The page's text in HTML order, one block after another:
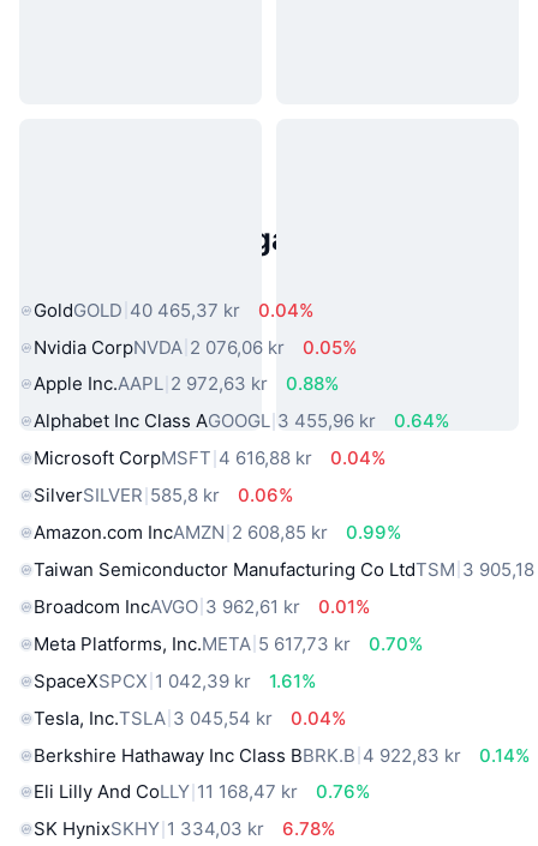
Populära tillgångar från den
GoldGOLD 40 465,37 kr
0.04%
Nvidia CorpNVDA 2 076,06 kr
0.05%
Apple Inc.AAPL 2 972,63 kr
0.88%
Alphabet Inc Class AGOOGL 3 455,96 kr
0.64%
Microsoft CorpMSFT 4 616,88 kr
0.04%
SilverSILVER 585,8 kr
0.06%
Amazon.com IncAMZN 2 608,85 kr
0.99%
Taiwan Semiconductor Manufacturing Co LtdTSM 3
Broadcom IncAVGO 3 962,61 kr
0.01%
Meta Platforms, Inc.META 5 617,73 kr
0.70%
SpaceXSPCX 1 042,39 kr
1.61%
Tesla, Inc.TSLA 3 045,54 kr
0.04%
Berkshire Hathaway Inc Class BBRK.B 4 922,83 kr
0.14%
Eli Lilly And CoLLY 11 168,47 kr
0.76%
SK HynixSKHY 1 334,03 kr 6.78%